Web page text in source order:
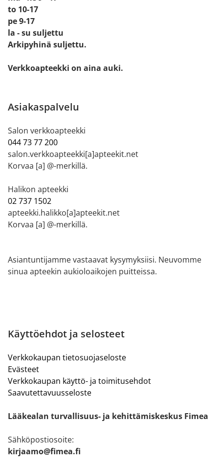
to 10-17
pe 9-17
la - su suljettu
Arkipyhinä suljettu.
Verkkoapteekki on aina auki.
Asiakaspalvelu
Salon verkkoapteekki
044 73 77 200
salon.verkkoapteekki[a]apteekit.net
Korvaa [a] @-merkillä.
Halikon apteekki
02 737 1502
apteekki.halikko[a]apteekit.net
Korvaa [a] @-merkillä.
Asiantuntijamme vastaavat kysymyksiisi. Neuvomme
sinua apteekin aukioloaikojen puitteissa.
Käyttöehdot ja selosteet
Verkkokaupan tietosuojaseloste
Evästeet
Verkkokaupan käyttö- ja toimitusehdot
Saavutettavuusseloste
Lääkealan turvallisuus- ja kehittämiskeskus Fimea
Sähköpostiosoite:
kirjaamo@fimea.fi